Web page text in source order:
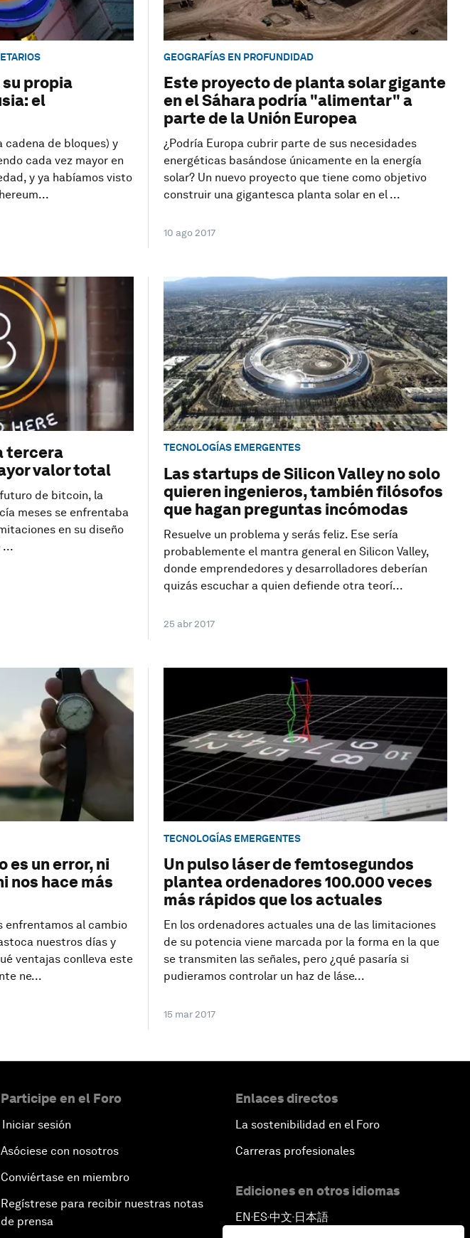
su propia
el
cadena de bloques) y
cada vez mayor en
y ya habíamos visto
GEOGRAFÍAS EN PROFUNDIDAD
Este proyecto de planta solar gigante
en el Sáhara podría "alimentar" a
parte de la Unión Europea
¿Podría Europa cubrir parte de sus necesidades
energéticas basándose únicamente en la energía
solar? Un nuevo proyecto que tiene como objetivo
construir una gigantesca planta solar en el ...
10 ago 2017
tercera
valor total
de bitcoin, la
meses se enfrentaba
en su diseño
...
TECNOLOGÍAS EMERGENTES
Las startups de Silicon Valley no solo
quieren ingenieros, también filósofos
que hagan preguntas incómodas
Resuelve un problema y serás feliz. Ese sería
probablemente el mantra general en Silicon Valley,
donde emprendedores y desarrolladores deberían
quizás escuchar a quien defiende otra teorí...
25 abr 2017
es un error, ni
nos hace más
enfrentamos al cambio
nuestros días y
ventajas conlleva este
ne...
TECNOLOGÍAS EMERGENTES
Un pulso láser de femtosegundos
plantea ordenadores 100.000 veces
más rápidos que los actuales
En los ordenadores actuales una de las limitaciones
de su potencia viene marcada por la forma en la que
se transmiten las señales, pero ¿qué pasaría si
pudieramos controlar un haz de láse...
15 mar 2017
Participe en el Foro
Iniciar sesión
Asóciese con nosotros
Conviértase en miembro
Regístrese para recibir nuestras notas
de prensa
Enlaces directos
La sostenibilidad en el Foro
Carreras profesionales
Ediciones en otros idiomas
EN ▪ES▪中文▪ 日本語